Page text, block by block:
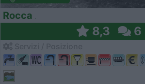
Rocca
8,3 6